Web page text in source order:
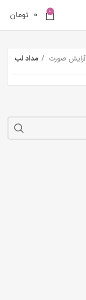
0
0 تومان
آرایش صورت مداد لب